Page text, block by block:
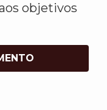
objetivos